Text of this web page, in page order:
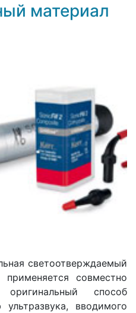
материал
светоотверждаемый
совместно
способ
вводимого